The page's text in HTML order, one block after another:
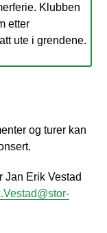
Klubben
etter
ute i grendene.
og turer kan
Jan Erik Vestad